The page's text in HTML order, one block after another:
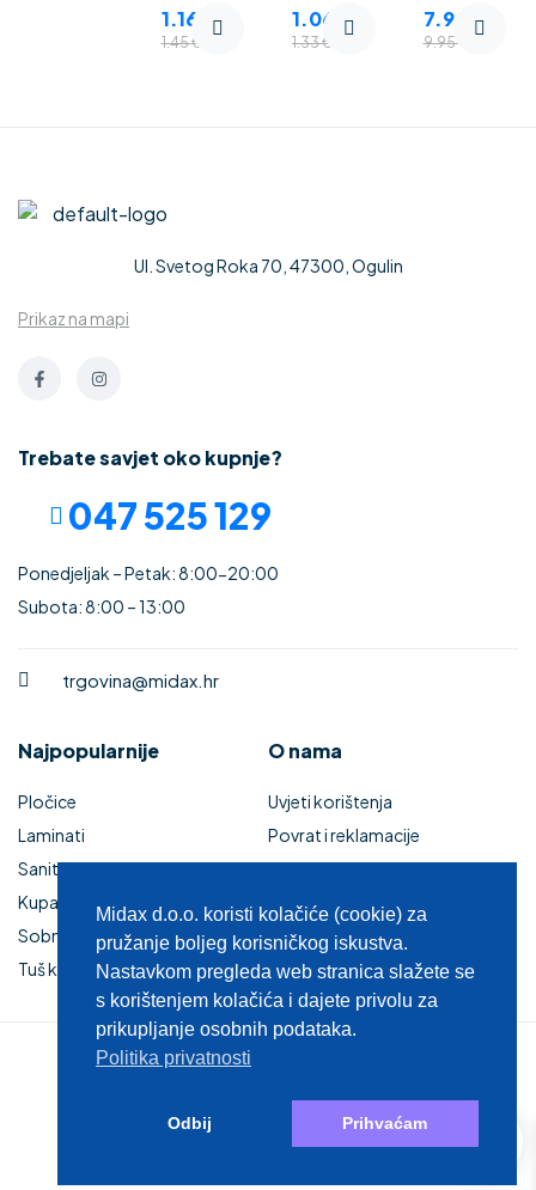
grijanje )
“Expert
1.45€
1.16 €
ene
foam” 3
1.33€
1.06 €
9.95€
7.96 €
Ul. Svetog Roka 70, 47300, Ogulin
Prikaz na mapi
Trebate savjet oko kupnje?
047 525 129
Ponedjeljak – Petak: 8:00-20:00
Subota: 8:00 – 13:00
trgovina@midax.hr
Najpopularnije
Pločice
Laminati
Sanitarije
Kupaonski namještaj
Sobna vrata
Tuš kabine i kade
O nama
Uvjeti korištenja
Povrat i reklamacije
Izjava o sigurnosti online
plaćanja
Kupaonski namještaj
Zaštita privatnosti
© 2025 MIDAX d.o.o.
Midax d.o.o. koristi kolačiće (cookie) za
pružanje boljeg korisničkog iskustva.
Nastavkom pregleda web stranica slažete se
s korištenjem kolačića i dajete privolu za
prikupljanje osobnih podataka.
Politika privatnosti
Odbij Prihvaćam